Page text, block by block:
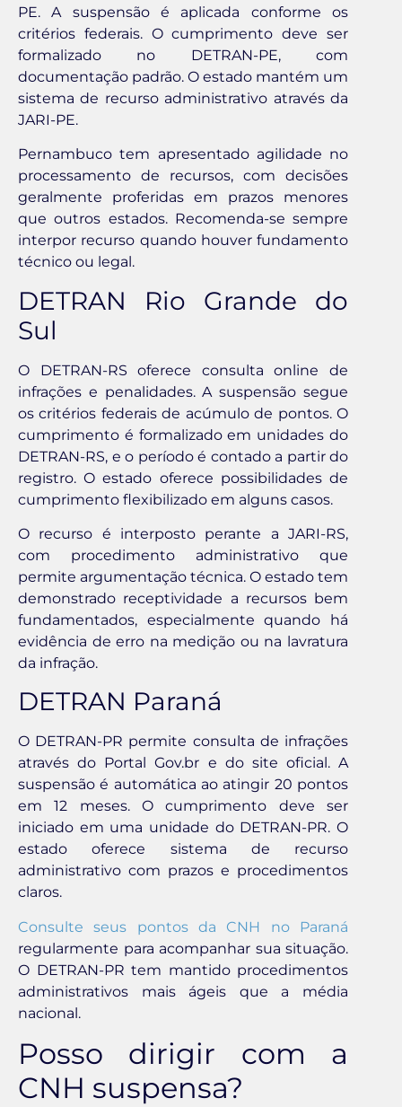
PE. A suspensão é aplicada conforme os
critérios federais. O cumprimento deve ser
formalizado no DETRAN-PE, com
documentação padrão. O estado mantém um
sistema de recurso administrativo através da
JARI-PE.
Pernambuco tem apresentado agilidade no
processamento de recursos, com decisões
geralmente proferidas em prazos menores
que outros estados. Recomenda-se sempre
interpor recurso quando houver fundamento
técnico ou legal.
DETRAN Rio Grande do
Sul
O DETRAN-RS oferece consulta online de
infrações e penalidades. A suspensão segue
os critérios federais de acúmulo de pontos. O
cumprimento é formalizado em unidades do
DETRAN-RS, e o período é contado a partir do
registro. O estado oferece possibilidades de
cumprimento flexibilizado em alguns casos.
O recurso é interposto perante a JARI-RS,
com procedimento administrativo que
permite argumentação técnica. O estado tem
demonstrado receptividade a recursos bem
fundamentados, especialmente quando há
evidência de erro na medição ou na lavratura
da infração.
DETRAN Paraná
O DETRAN-PR permite consulta de infrações
através do Portal Gov.br e do site oficial. A
suspensão é automática ao atingir 20 pontos
em 12 meses. O cumprimento deve ser
iniciado em uma unidade do DETRAN-PR. O
estado oferece sistema de recurso
administrativo com prazos e procedimentos
claros.
Consulte seus pontos da CNH no Paraná
regularmente para acompanhar sua situação.
O DETRAN-PR tem mantido procedimentos
administrativos mais ágeis que a média
nacional.
Posso dirigir com a
CNH suspensa?